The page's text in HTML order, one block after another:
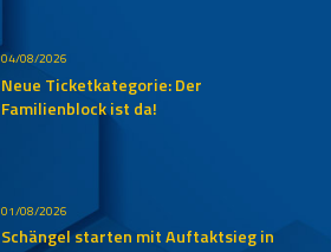
04/08/2026
Neue Ticketkategorie: Der
Familienblock ist da!
01/08/2026
Schängel starten mit Auftaktsieg in